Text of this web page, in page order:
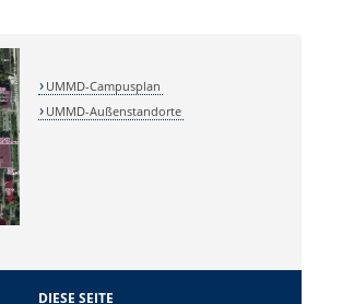
UMMD-Campusplan
UMMD-Außenstandorte
DIESE SEITE